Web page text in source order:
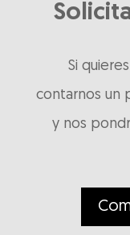
Si
contarnos un
y nos